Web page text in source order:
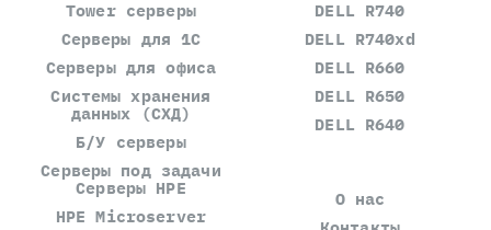
Tower серверы
Серверы для 1С
Серверы для офиса
Системы хранения
данных (СХД)
Б/У серверы
Серверы под задачи
DELL R740
DELL R740xd
DELL R660
DELL R650
DELL R640
Серверы HPE
HPE Microserver
О нас